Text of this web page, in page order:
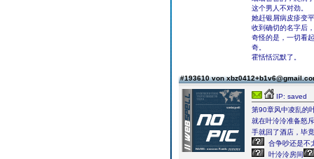
这个男人不对劲。
她赶银屑病皮疹变
收到确切的名字后
奇怪的是，一切看
奇。
霍恬恬沉默了。
#193610 von
IP: saved
第90章风中凌乱的
就在叶泠泠准备怒
手就回了酒店，毕
合争吵还是不
叶泠泠房间